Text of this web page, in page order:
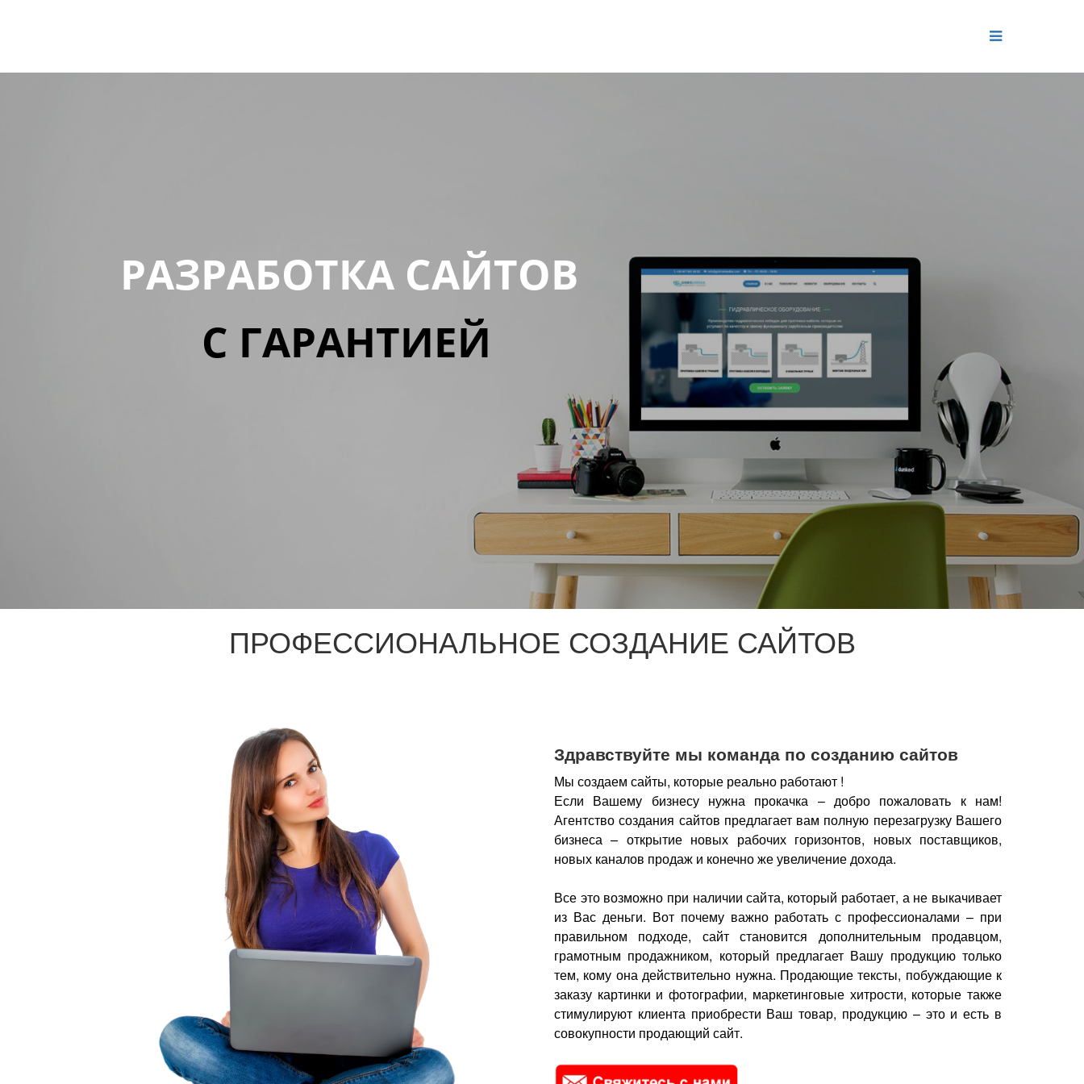
РАЗРАБОТКА САЙТОВ
С ГАРАНТИЕЙ
ПРОФЕССИОНАЛЬНОЕ СОЗДАНИЕ САЙТОВ
Здравствуйте мы команда по созданию сайтов
Мы создаем сайты, которые реально работают !
Если Вашему бизнесу нужна прокачка – добро пожаловать к нам!
Агентство создания сайтов предлагает вам полную перезагрузку Вашего
бизнеса – открытие новых рабочих горизонтов, новых поставщиков,
новых каналов продаж и конечно же увеличение дохода.
Все это возможно при наличии сайта, который работает, а не выкачивает
из Вас деньги. Вот почему важно работать с профессионалами – при
правильном подходе, сайт становится дополнительным продавцом,
грамотным продажником, который предлагает Вашу продукцию только
тем, кому она действительно нужна. Продающие тексты, побуждающие к
заказу картинки и фотографии, маркетинговые хитрости, которые также
стимулируют клиента приобрести Ваш товар, продукцию – это и есть в
совокупности продающий сайт.